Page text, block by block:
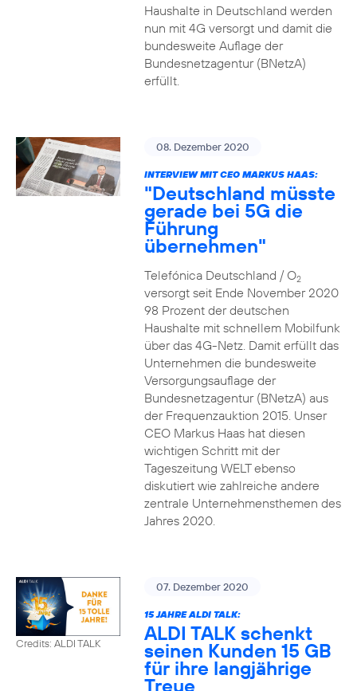
Haushalte in Deutschland werden
nun mit 4G versorgt und damit die
bundesweite Auflage der
Bundesnetzagentur (BNetzA)
erfüllt.
08. Dezember 2020
INTERVIEW MIT CEO MARKUS HAAS:
"Deutschland müsste
gerade bei 5G die
Führung
übernehmen"
Telefónica Deutschland / O2
versorgt seit Ende November 2020
98 Prozent der deutschen
Haushalte mit schnellem Mobilfunk
über das 4G-Netz. Damit erfüllt das
Unternehmen die bundesweite
Versorgungsauflage der
Bundesnetzagentur (BNetzA) aus
der Frequenzauktion 2015. Unser
CEO Markus Haas hat diesen
wichtigen Schritt mit der
Tageszeitung WELT ebenso
diskutiert wie zahlreiche andere
zentrale Unternehmensthemen des
Jahres 2020.
Credits: ALDI TALK
07. Dezember 2020
15 JAHRE ALDI TALK:
ALDI TALK schenkt
seinen Kunden 15 GB
für ihre langjährige
Treue